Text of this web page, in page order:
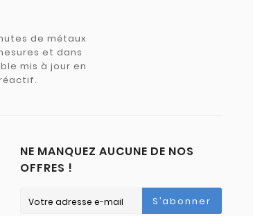
de métaux
et dans
mis à jour en
NE MANQUEZ AUCUNE DE NOS
OFFRES !
S’abonner